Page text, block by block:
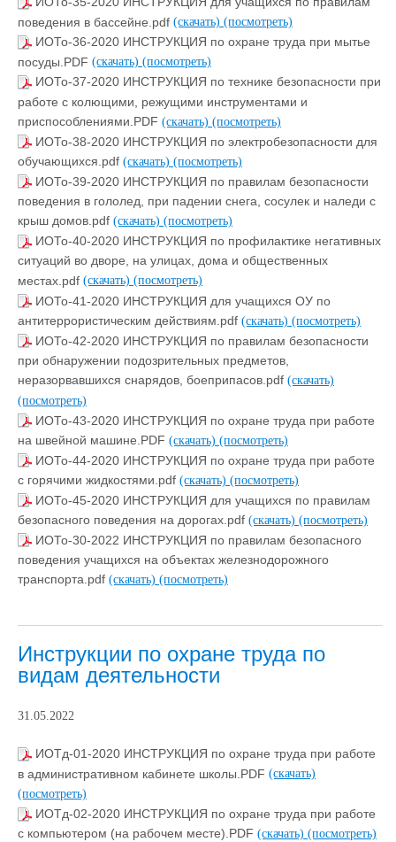
поведения в бассейне.pdf (скачать) (посмотреть)
ИОТо-36-2020 ИНСТРУКЦИЯ по охране труда при мытье
посуды.PDF (скачать) (посмотреть)
ИОТо-37-2020 ИНСТРУКЦИЯ по технике безопасности при
работе с колющими, режущими инструментами и
приспособлениями.PDF (скачать) (посмотреть)
ИОТо-38-2020 ИНСТРУКЦИЯ по электробезопасности для
обучающихся.pdf (скачать) (посмотреть)
ИОТо-39-2020 ИНСТРУКЦИЯ по правилам безопасности
поведения в гололед, при падении снега, сосулек и наледи с
крыш домов.pdf (скачать) (посмотреть)
ИОТо-40-2020 ИНСТРУКЦИЯ по профилактике негативных
ситуаций во дворе, на улицах, дома и общественных
местах.pdf (скачать) (посмотреть)
ИОТо-41-2020 ИНСТРУКЦИЯ для учащихся ОУ по
антитеррористическим действиям.pdf (скачать) (посмотреть)
ИОТо-42-2020 ИНСТРУКЦИЯ по правилам безопасности
при обнаружении подозрительных предметов,
неразорвавшихся снарядов, боеприпасов.pdf (скачать)
(посмотреть)
ИОТо-43-2020 ИНСТРУКЦИЯ по охране труда при работе
на швейной машине.PDF (скачать) (посмотреть)
ИОТо-44-2020 ИНСТРУКЦИЯ по охране труда при работе
с горячими жидкостями.pdf (скачать) (посмотреть)
ИОТо-45-2020 ИНСТРУКЦИЯ для учащихся по правилам
безопасного поведения на дорогах.pdf (скачать) (посмотреть)
ИОТо-30-2022 ИНСТРУКЦИЯ по правилам безопасного
поведения учащихся на объектах железнодорожного
транспорта.pdf (скачать) (посмотреть)
Инструкции по охране труда по
видам деятельности
31.05.2022
ИОТд-01-2020 ИНСТРУКЦИЯ по охране труда при работе
в административном кабинете школы.PDF (скачать)
(посмотреть)
ИОТд-02-2020 ИНСТРУКЦИЯ по охране труда при работе
с компьютером (на рабочем месте).PDF (скачать) (посмотреть)